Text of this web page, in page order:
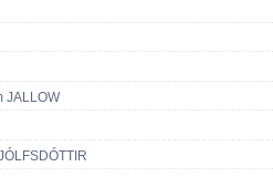
JALLOW